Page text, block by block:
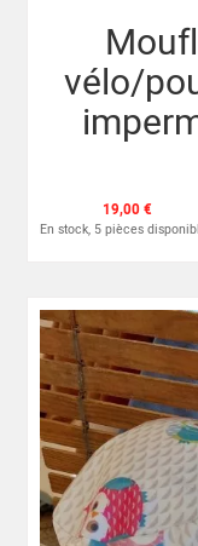
vélo/
19,00 €
En stock, 5 pièces